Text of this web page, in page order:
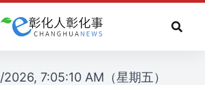
7:05:10 AM（星期五）